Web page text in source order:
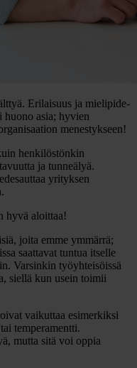
Erilaisuus ja mielipide-
huono asia; hyvien
menestykseen!
henkilöstönkin
ja tunneälyä.
yrityksen
hyvä aloittaa!
joita emme ymmärrä;
saattavat tuntua itselle
Varsinkin työyhteisöissä
siellä kun usein toimii
vaikuttaa esimerkiksi
temperamentti.
mutta sitä voi oppia